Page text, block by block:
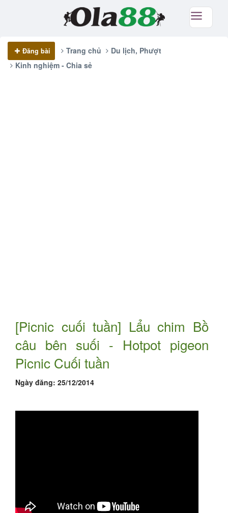
Đăng bài Trang chủ
Du lịch, Phượt
Kinh nghiệm - Chia sẻ
[Picnic cuối tuần] Lẩu chim Bồ
câu bên suối - Hotpot pigeon
Picnic Cuối tuần
Ngày đăng: 25/12/2014